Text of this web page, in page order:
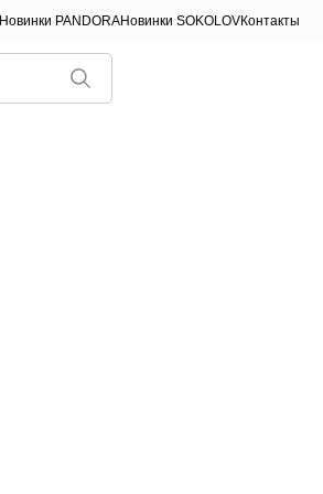
Новинки PANDORAНовинки SOKOLOVКонтакты